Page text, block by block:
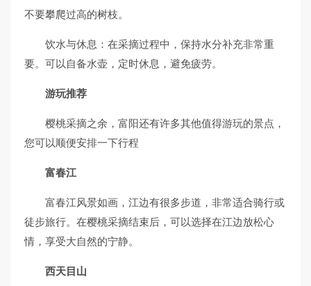
不要攀爬过高的树枝。
饮水与休息：在采摘过程中，保持水分补充非常重
要。可以自备水壶，定时休息，避免疲劳。
游玩推荐
樱桃采摘之余，富阳还有许多其他值得游玩的景点，
您可以顺便安排一下行程
富春江
富春江风景如画，江边有很多步道，非常适合骑行或
徒步旅行。在樱桃采摘结束后，可以选择在江边放松心
情，享受大自然的宁静。
西天目山